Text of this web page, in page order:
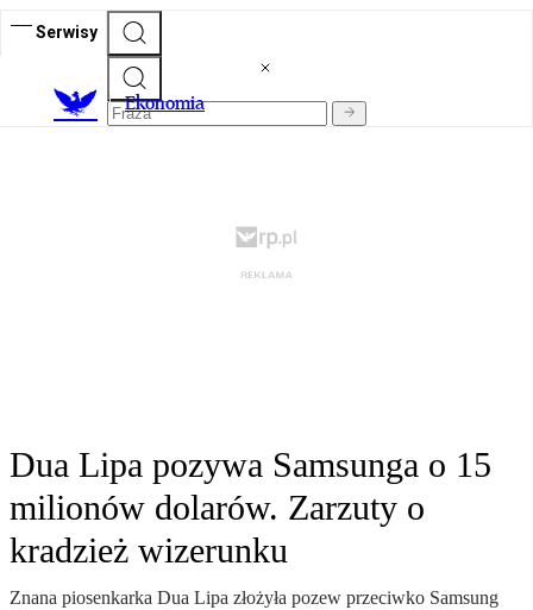
Serwisy
Ekonomia
Dua Lipa pozywa Samsunga o 15
milionów dolarów. Zarzuty o
kradzież wizerunku
Znana piosenkarka Dua Lipa złożyła pozew przeciwko Samsung